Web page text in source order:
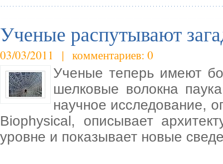
Ученые распутывают
03/03/2011 | комментариев: 0
Ученые теперь имеют
шелковые волокна
научное исследование,
Biophysical, описывает
уровне и показывает новые